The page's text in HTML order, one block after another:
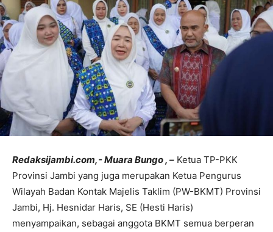
Redaksijambi.com,- Muara Bungo , – Ketua TP-PKK
Provinsi Jambi yang juga merupakan Ketua Pengurus
Wilayah Badan Kontak Majelis Taklim (PW-BKMT) Provinsi
Jambi, Hj. Hesnidar Haris, SE (Hesti Haris)
menyampaikan, sebagai anggota BKMT semua berperan